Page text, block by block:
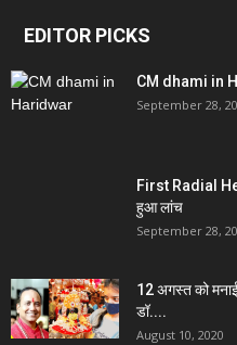
EDITOR PICKS
CM dhami in
September 28,
First Radial
हुआ लांच
September 28,
12 अगस्त को मनाई
डॉ....
August 10, 2020